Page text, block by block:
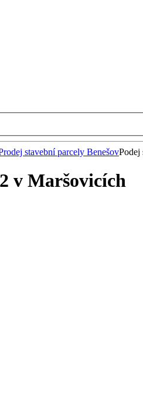
stavební parcely BenešovPodej
v Maršovicích